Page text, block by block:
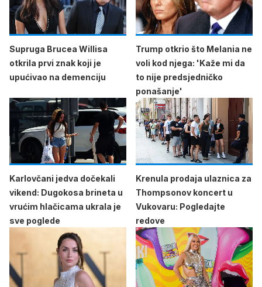
Supruga Brucea Willisa
otkrila prvi znak koji je
upućivao na demenciju
Trump otkrio što Melania ne
voli kod njega: 'Kaže mi da
to nije predsjedničko
ponašanje'
Karlovčani jedva dočekali
vikend: Dugokosa brineta u
vrućim hlačicama ukrala je
sve poglede
Krenula prodaja ulaznica za
Thompsonov koncert u
Vukovaru: Pogledajte
redove